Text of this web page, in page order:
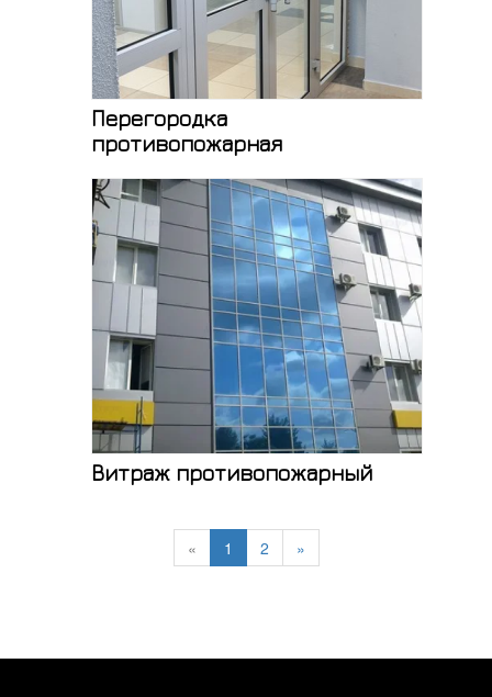
Перегородка
противопожарная
Витраж противопожарный
« 1 2 »